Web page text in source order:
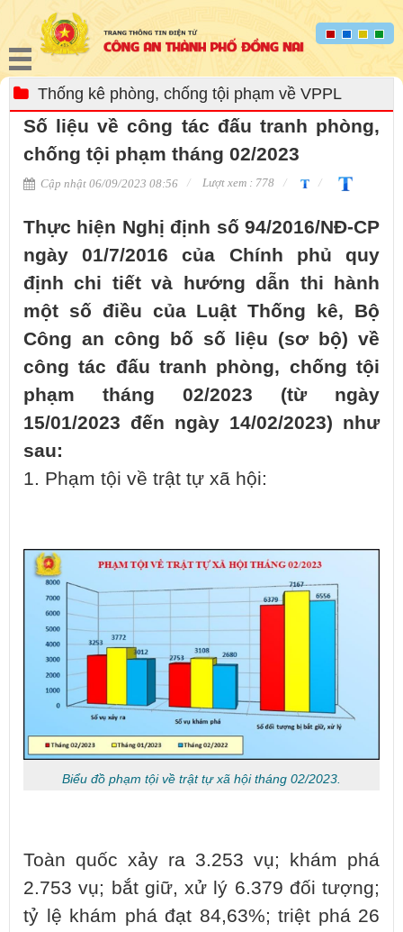
Thống kê phòng, chống tội phạm về VPPL
Số liệu về công tác đấu tranh phòng,
chống tội phạm tháng 02/2023
Cập nhật 06/09/2023 08:56 Lượt xem : 778
Thực hiện Nghị định số 94/2016/NĐ-CP
ngày 01/7/2016 của Chính phủ quy
định chi tiết và hướng dẫn thi hành
một số điều của Luật Thống kê, Bộ
Công an công bố số liệu (sơ bộ) về
công tác đấu tranh phòng, chống tội
phạm tháng 02/2023 (từ ngày
15/01/2023 đến ngày 14/02/2023) như
sau:
1. Phạm tội về trật tự xã hội:
Biểu đồ phạm tội về trật tự xã hội tháng 02/2023.
Toàn quốc xảy ra 3.253 vụ; khám phá
2.753 vụ; bắt giữ, xử lý 6.379 đối tượng;
tỷ lệ khám phá đạt 84,63%; triệt phá 26